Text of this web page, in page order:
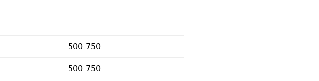
500-750
500-750